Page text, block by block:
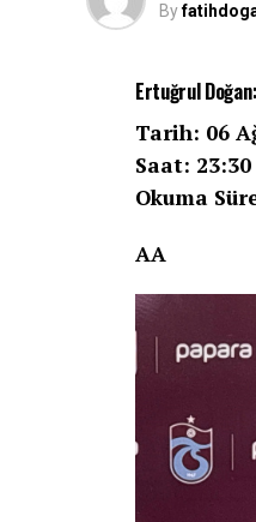
By
Ertuğrul
Tarih: 06
Saat: 23:30
Okuma
AA